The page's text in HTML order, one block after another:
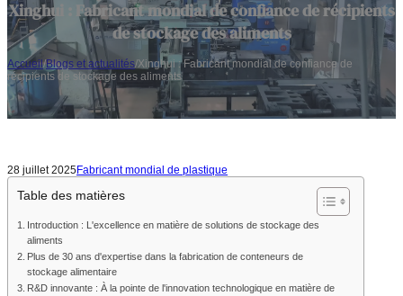
Xinghui : Fabricant mondial de confiance de récipients
de stockage des aliments
Accueil/Blogs et actualités/Xinghui : Fabricant mondial de confiance de
récipients de stockage des aliments
28 juillet 2025Fabricant mondial de plastique
Table des matières
Introduction : L'excellence en matière de solutions de stockage des
aliments
Plus de 30 ans d'expertise dans la fabrication de conteneurs de
stockage alimentaire
R&D innovante : À la pointe de l'innovation technologique en matière de